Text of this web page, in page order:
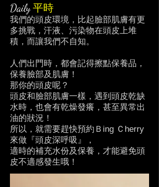
Daily平時
我們的頭皮環境，比起臉部肌膚有更
多挑戰，汗液、污染物在頭皮上堆
積，而讓我們不自知。
人們出門時，都會記得擦點保養品，
保養臉部及肌膚！
那你的頭皮呢？
頭皮和臉部肌膚一樣，遇到頭皮乾缺
水時，也會有乾燥發癢，甚至異常出
油的狀況！
所以，就需要趕快預約Ｂing Ｃherry
來做『頭皮深呼吸』，
適時的補充水份及保養，才能避免頭
皮不適感發生哦！